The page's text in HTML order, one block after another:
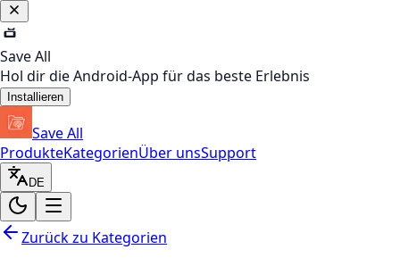
Save All
Hol dir die Android-App für das beste Erlebnis
Installieren
Save All
ProdukteKategorienÜber unsSupport
DE
Zurück zu Kategorien